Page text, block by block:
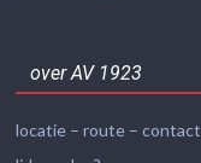
over AV 1923
locatie – route – contact